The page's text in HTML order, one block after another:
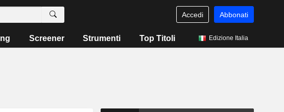
Accedi Abbonati
Screener Strumenti Top Titoli Edizione Italia